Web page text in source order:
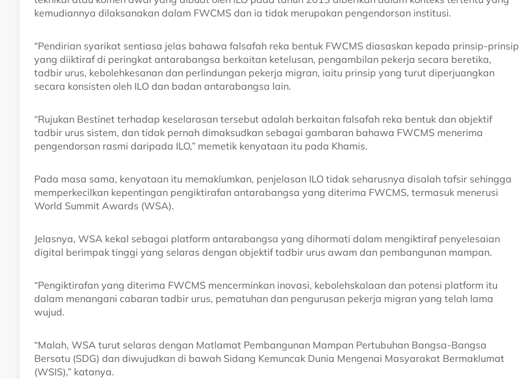
kemudiannya dilaksanakan dalam FWCMS dan ia tidak merupakan pengendorsan institusi.
“Pendirian syarikat sentiasa jelas bahawa falsafah reka bentuk FWCMS diasaskan kepada prinsip-prinsip
yang diiktiraf di peringkat antarabangsa berkaitan ketelusan, pengambilan pekerja secara beretika,
tadbir urus, kebolehkesanan dan perlindungan pekerja migran, iaitu prinsip yang turut diperjuangkan
secara konsisten oleh ILO dan badan antarabangsa lain.
“Rujukan Bestinet terhadap keselarasan tersebut adalah berkaitan falsafah reka bentuk dan objektif
tadbir urus sistem, dan tidak pernah dimaksudkan sebagai gambaran bahawa FWCMS menerima
pengendorsan rasmi daripada ILO,” memetik kenyataan itu pada Khamis.
Pada masa sama, kenyataan itu memaklumkan, penjelasan ILO tidak seharusnya disalah tafsir sehingga
memperkecilkan kepentingan pengiktirafan antarabangsa yang diterima FWCMS, termasuk menerusi
World Summit Awards (WSA).
Jelasnya, WSA kekal sebagai platform antarabangsa yang dihormati dalam mengiktiraf penyelesaian
digital berimpak tinggi yang selaras dengan objektif tadbir urus awam dan pembangunan mampan.
“Pengiktirafan yang diterima FWCMS mencerminkan inovasi, kebolehskalaan dan potensi platform itu
dalam menangani cabaran tadbir urus, pematuhan dan pengurusan pekerja migran yang telah lama
wujud.
“Malah, WSA turut selaras dengan Matlamat Pembangunan Mampan Pertubuhan Bangsa-Bangsa
Bersatu (SDG) dan diwujudkan di bawah Sidang Kemuncak Dunia Mengenai Masyarakat Bermaklumat
(WSIS),” katanya.